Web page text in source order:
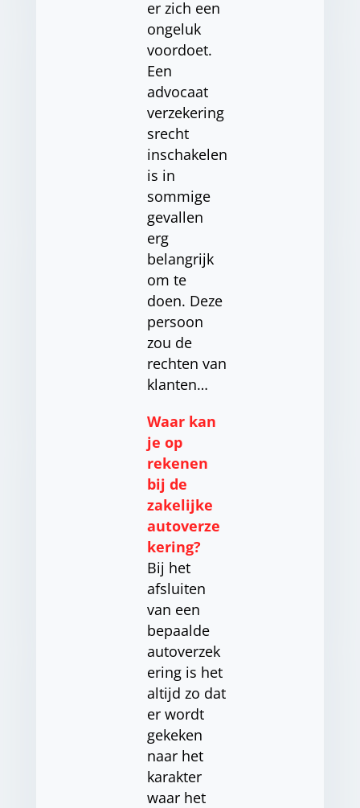
er zich een
ongeluk
voordoet.
Een ​​
advocaat
verzekering
srecht
inschakelen
is in
sommige
gevallen
erg
belangrijk
om te
doen. Deze
persoon
zou de
rechten van
klanten…
Waar kan
je op
rekenen
bij de
zakelijke
autoverze
kering?
Bij het
afsluiten
van een
bepaalde
autoverzek
ering is het
altijd zo dat
er wordt
gekeken
naar het
karakter
waar het